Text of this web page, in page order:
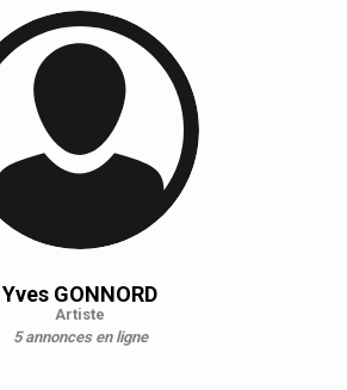
Yves GONNORD
Artiste
5 annonces en ligne